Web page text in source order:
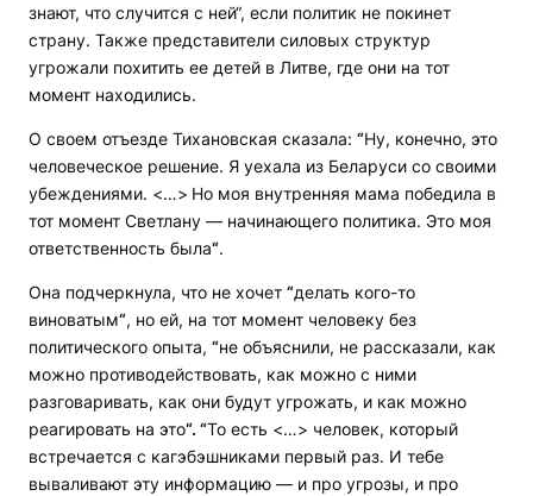
знают, что случится с ней“, если политик не покинет
страну. Также представители силовых структур
угрожали похитить ее детей в Литве, где они на тот
момент находились.
О своем отъезде Тихановская сказала: “Ну, конечно, это
человеческое решение. Я уехала из Беларуси со своими
убеждениями. <…> Но моя внутренняя мама победила в
тот момент Светлану — начинающего политика. Это моя
ответственность была“.
Она подчеркнула, что не хочет “делать кого-то
виноватым“, но ей, на тот момент человеку без
политического опыта, “не объяснили, не рассказали, как
можно противодействовать, как можно с ними
разговаривать, как они будут угрожать, и как можно
реагировать на это“. “То есть <…> человек, который
встречается с кагэбэшниками первый раз. И тебе
вываливают эту информацию — и про угрозы, и про